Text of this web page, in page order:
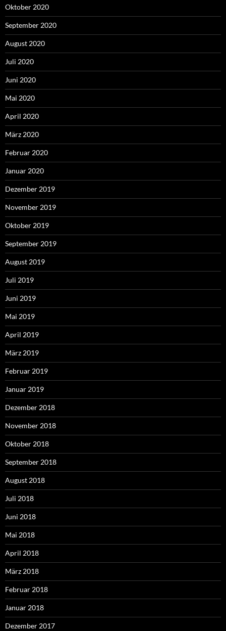
Oktober 2020
September 2020
August 2020
Juli 2020
Juni 2020
Mai 2020
April 2020
März 2020
Februar 2020
Januar 2020
Dezember 2019
November 2019
Oktober 2019
September 2019
August 2019
Juli 2019
Juni 2019
Mai 2019
April 2019
März 2019
Februar 2019
Januar 2019
Dezember 2018
November 2018
Oktober 2018
September 2018
August 2018
Juli 2018
Juni 2018
Mai 2018
April 2018
März 2018
Februar 2018
Januar 2018
Dezember 2017